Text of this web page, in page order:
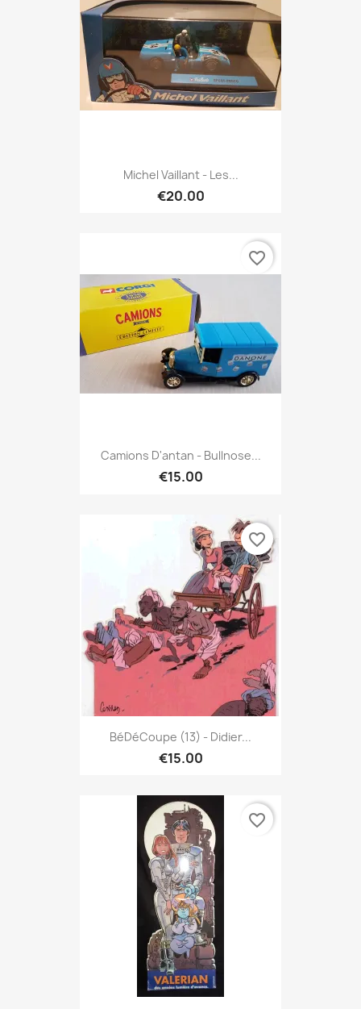
Michel Vaillant - Les...
€20.00
Camions D'antan - Bullnose...
€15.00
favorite_border
BéDéCoupe (13) - Didier...
€15.00
favorite_border
favorite_border